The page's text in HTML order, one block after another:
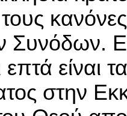
Συνόδων.
είναι
στην